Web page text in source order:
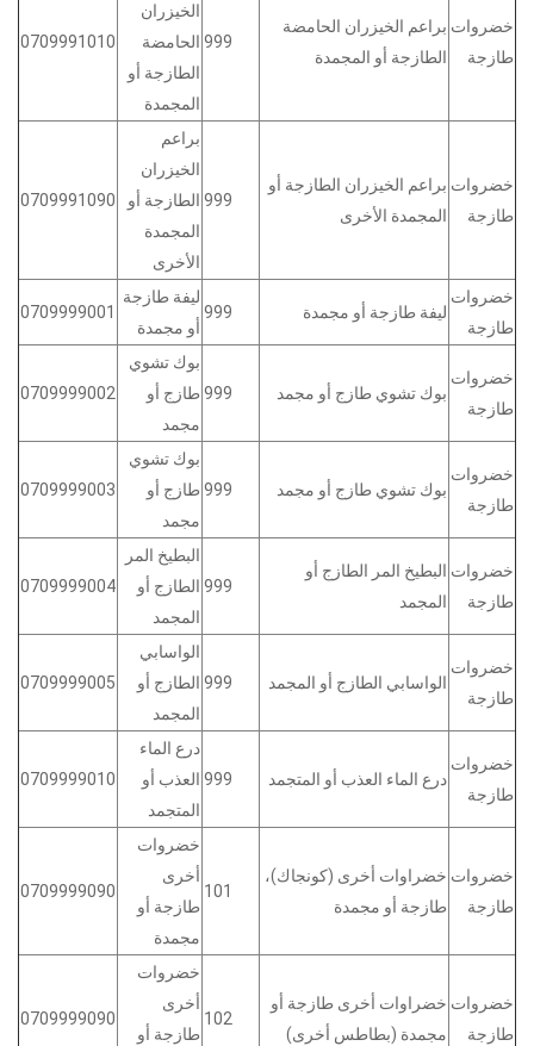
0709991010
الخيزران
الحامضة
الطازجة أو
المجمدة
999
براعم الخيزران الحامضة
الطازجة أو المجمدة
خضروات
طازجة
0709991090
براعم
الخيزران
الطازجة أو
المجمدة
الأخرى
999
براعم الخيزران الطازجة أو
المجمدة الأخرى
خضروات
طازجة
0709999001
ليفة طازجة
أو مجمدة
999 ليفة طازجة أو مجمدة
خضروات
طازجة
0709999002
بوك تشوي
طازج أو
مجمد
999 بوك تشوي طازج أو مجمد
خضروات
طازجة
0709999003
بوك تشوي
طازج أو
مجمد
999 بوك تشوي طازج أو مجمد
خضروات
طازجة
0709999004
البطيخ المر
الطازج أو
المجمد
999
البطيخ المر الطازج أو
المجمد
خضروات
طازجة
0709999005
الواسابي
الطازج أو
المجمد
999 الواسابي الطازج أو المجمد
خضروات
طازجة
0709999010
درع الماء
العذب أو
المتجمد
999 درع الماء العذب أو المتجمد
خضروات
طازجة
0709999090
خضروات
أخرى
طازجة أو
مجمدة
101
خضراوات أخرى (كونجاك)،
طازجة أو مجمدة
خضروات
طازجة
0709999090
خضروات
أخرى
طازجة أو
102
خضراوات أخرى طازجة أو
مجمدة (بطاطس أخرى)
خضروات
طازجة